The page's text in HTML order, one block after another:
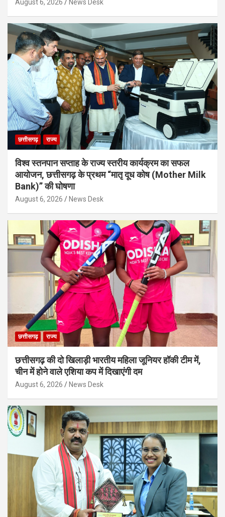
August 6, 2026 News Desk
छत्तीसगढ़ राज्य
विश्व स्तनपान सप्ताह के राज्य स्तरीय कार्यक्रम का सफल
आयोजन, छत्तीसगढ़ के प्रथम “मातृ दूध कोष (Mother Milk
Bank)” की घोषणा
August 6, 2026 News Desk
छत्तीसगढ़ राज्य
छत्तीसगढ़ की दो खिलाड़ी भारतीय महिला जूनियर हॉकी टीम में,
चीन में होने वाले एशिया कप में दिखाएंगी दम
August 6, 2026 News Desk